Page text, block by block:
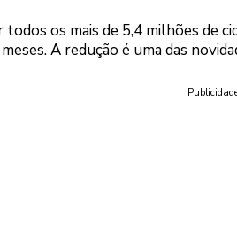
todos os mais de 5,4 milhões de
A redução é uma das